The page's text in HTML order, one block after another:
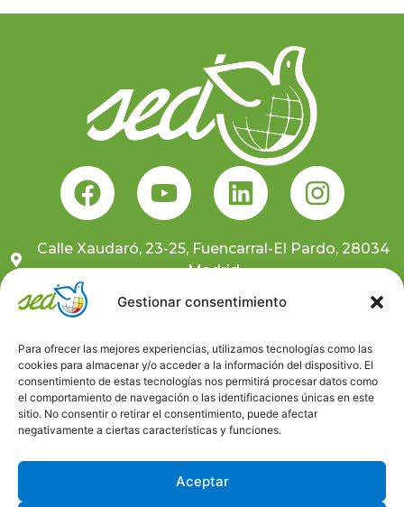
Gestionar consentimiento
Para ofrecer las mejores experiencias, utilizamos tecnologías como las
cookies para almacenar y/o acceder a la información del dispositivo. El
consentimiento de estas tecnologías nos permitirá procesar datos como
el comportamiento de navegación o las identificaciones únicas en este
sitio. No consentir o retirar el consentimiento, puede afectar
negativamente a ciertas características y funciones.
Aceptar
Calle Xaudaró, 23-25, Fuencarral-El Pardo, 28034
Madrid
681 10 59 91
Suscríbete a nuestra newsletter
Canal ético
Trabaja con nosotros